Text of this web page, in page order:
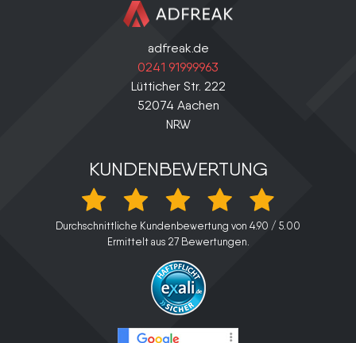
adfreak.de
0241 91999963
Lütticher Str. 222
52074 Aachen
NRW
KUNDENBEWERTUNG
Durchschnittliche Kundenbewertung von 4.90 / 5.00
Ermittelt aus 27Bewertungen.